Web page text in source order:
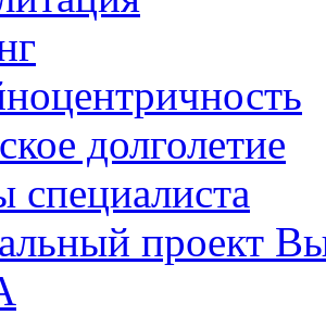
долголетие
специалиста
проект